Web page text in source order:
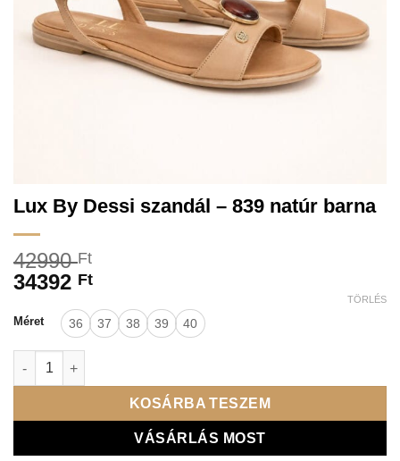
Lux By Dessi szandál – 839 natúr barna
42990Ft
34392 Ft
Méret 36 37 38 39 40
TÖRLÉS
Lux By Dessi szandál - 839 natúr barna mennyiség
KOSÁRBA TESZEM
VÁSÁRLÁS MOST